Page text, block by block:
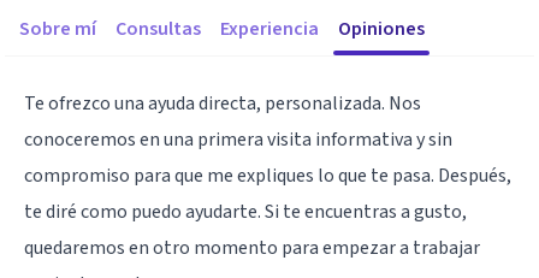
Sobre mí Consultas Experiencia Opiniones
Te ofrezco una ayuda directa, personalizada. Nos
conoceremos en una primera visita informativa y sin
compromiso para que me expliques lo que te pasa. Después,
te diré como puedo ayudarte. Si te encuentras a gusto,
quedaremos en otro momento para empezar a trabajar